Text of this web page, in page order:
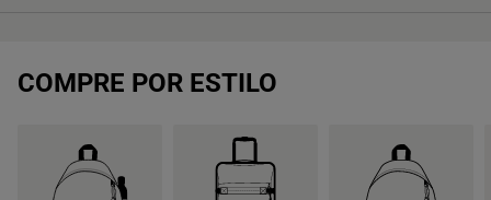
COMPRE POR ESTILO